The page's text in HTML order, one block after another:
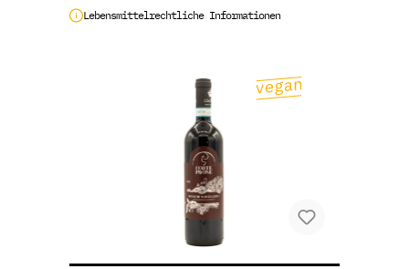
Lebensmittelrechtliche Informationen